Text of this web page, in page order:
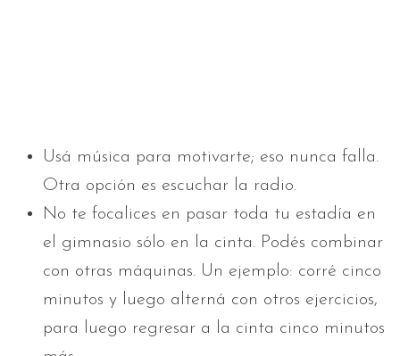
Usá música para motivarte; eso nunca falla.
Otra opción es escuchar la radio.
No te focalices en pasar toda tu estadía en
el gimnasio sólo en la cinta. Podés combinar
con otras máquinas. Un ejemplo: corré cinco
minutos y luego alterná con otros ejercicios,
para luego regresar a la cinta cinco minutos